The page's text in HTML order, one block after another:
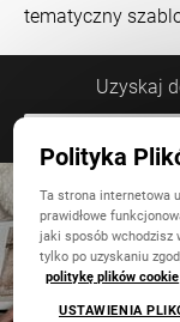
tematyczny
Uzyskaj
Polityka
Ta strona internetowa
prawidłowe
jaki sposób wchodzisz
tylko po uzyskaniu
politykę plików cookie
USTAWIENIA